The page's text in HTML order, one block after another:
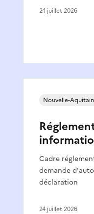
24 juillet 2026
Cadre
demande
déclaration
Nouvelle-
24 juillet 2026